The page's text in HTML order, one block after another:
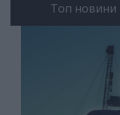
Топ новини